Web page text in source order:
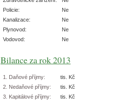
Policie:
Ne
Kanalizace:
Ne
Plynovod:
Ne
Vodovod:
Ne
Bilance za rok 2013
1. Daňové příjmy:
tis. Kč
2. Nedaňové příjmy:
tis. Kč
3. Kapitálové příjmy:
tis. Kč